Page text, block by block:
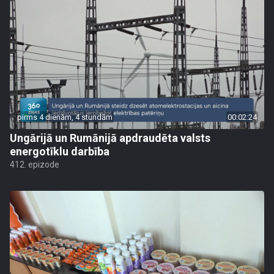
pirms 4 dienām, 4 stundām 00:02:24
Ungārijā un Rumānijā apdraudēta valsts
energotīklu darbība
412. epizode